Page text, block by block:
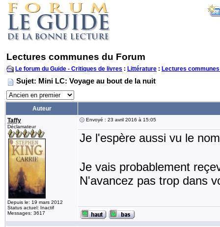
Lectures communes du Forum
Le forum du Guide - Critiques de livres : Littérature : Lectures
Sujet: Mini LC: Voyage au bout de la nuit
Auteur
Taffy
Déclamateur
Depuis le: 19 mars 2012
Status actuel: Inactif
Messages: 3617
Envoyé : 23 avril 2016 à 15:05
Je l'espère aussi vu le
Je vais probablement
N'avancez pas trop dans